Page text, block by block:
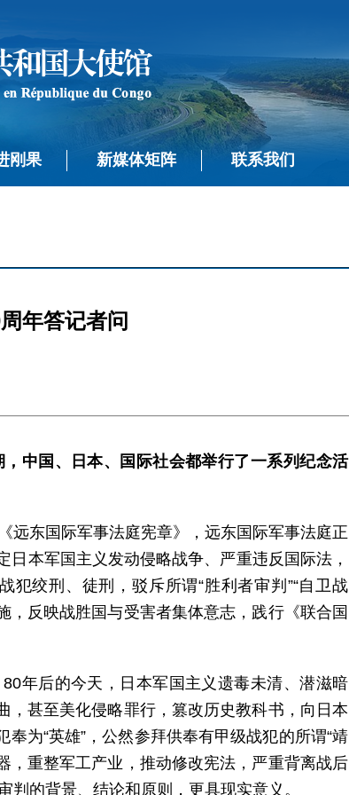
刚果 新媒体矩阵 联系我们
年答记者问
中国、日本、国际社会都举行了一系列纪念活
远东国际军事法庭宪章》，远东国际军事法庭正
本军国主义发动侵略战争、严重违反国际法，
绞刑、徒刑，驳斥所谓“胜利者审判”“自卫战
，反映战胜国与受害者集体意志，践行《联合国
年后的今天，日本军国主义遗毒未清、潜滋暗
甚至美化侵略罪行，篡改历史教科书，向日本
为“英雄”，公然参拜供奉有甲级战犯的所谓“靖
，重整军工产业，推动修改宪法，严重背离战后
判的背景、结论和原则，更具现实意义。